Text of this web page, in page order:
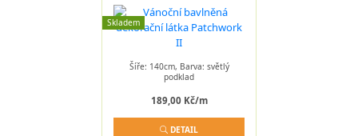
Skladem
Šíře: 140cm, Barva: světlý
podklad
189,00 Kč/m
DETAIL